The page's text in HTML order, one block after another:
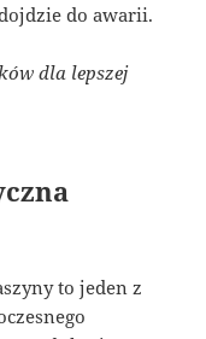
do awarii.
dla lepszej
to jeden z